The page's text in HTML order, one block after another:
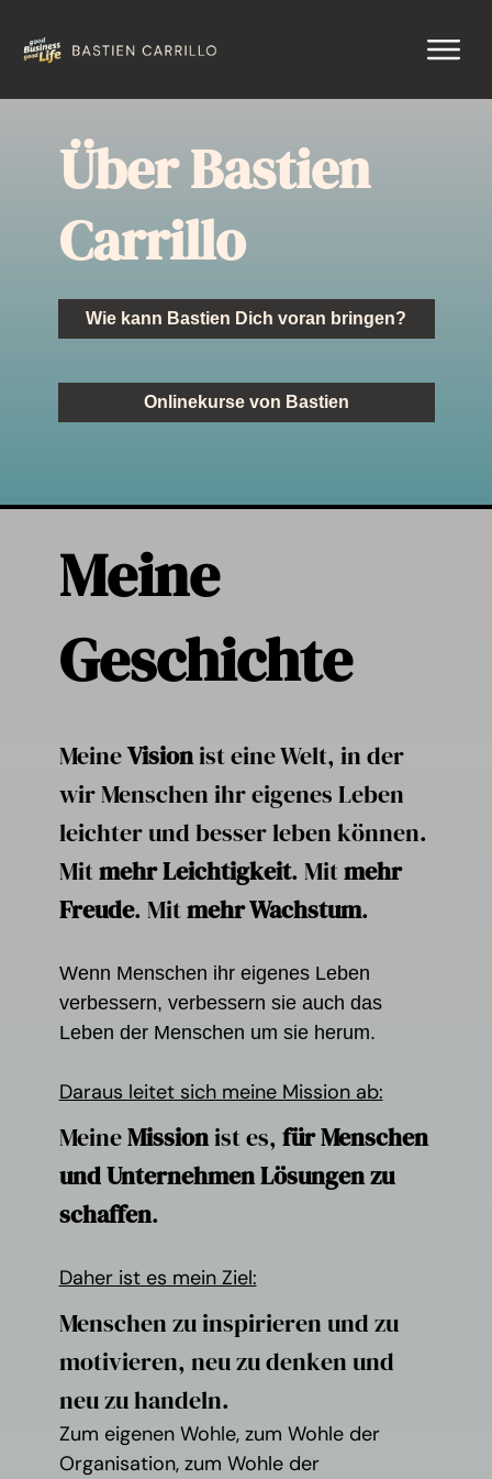
Über Bastien
Carrillo
Wie kann Bastien Dich voran bringen?
Onlinekurse von Bastien
Meine
Geschichte
MeineVisionist eine Welt, in der
wir Menschen ihr eigenes Leben
leichter und besser leben können.
Mitmehr Leichtigkeit. Mitmehr
Freude. Mitmehr Wachstum.
Wenn Menschen ihr eigenes Leben
verbessern, verbessern sie auch das
Leben der Menschen um sie herum.
Daraus leitet sich meine Mission ab:
MeineMissionist es, für Menschen
und Unternehmen Lösungen zu
schaffen.
Daher ist es mein Ziel:
Menschen zu inspirieren und zu
motivieren, neu zu denken und
neu zu handeln.
Zum eigenen Wohle, zum Wohle der
Organisation, zum Wohle der